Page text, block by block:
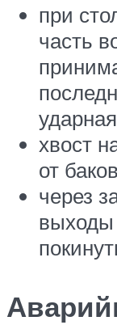
при
часть
хвост
от
через